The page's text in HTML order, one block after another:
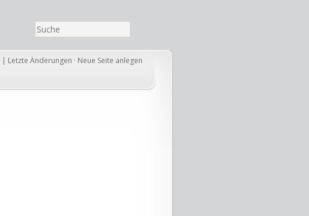
| Letzte Änderungen · Neue Seite anlegen